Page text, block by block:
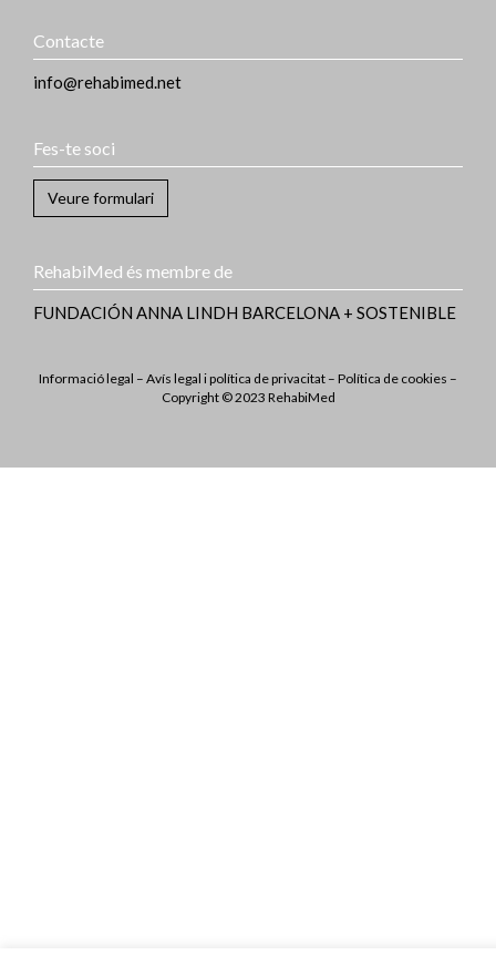
Contacte
info@rehabimed.net
Fes-te soci
Veure formulari
RehabiMed és membre de
FUNDACIÓN ANNA LINDH BARCELONA + SOSTENIBLE
Informació legal – Avís legal i política de privacitat – Política de cookies –
Copyright © 2023 RehabiMed